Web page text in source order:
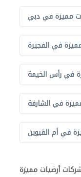
مميزة في دبي
في الفجيرة
في رأس الخيمة
في الشارقة
في أم القيوين